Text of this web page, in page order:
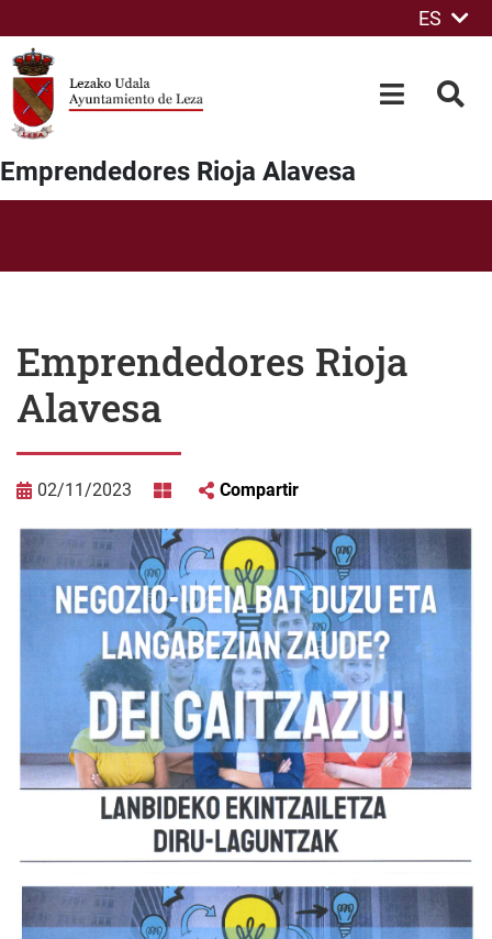
ES
OPEN-
Emprendedores Rioja Alavesa
Emprendedores Rioja
Alavesa
02/11/2023 Compartir